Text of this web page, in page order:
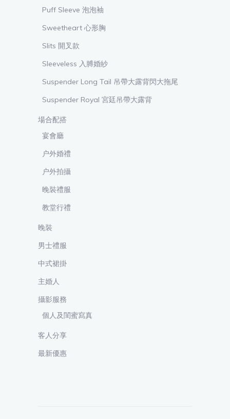
Puff Sleeve 泡泡袖
Sweetheart 心形胸
Slits 開叉款
Sleeveless 入膊婚紗
Suspender Long Tail 吊帶大露背閃大拖尾
Suspender Royal 宮廷吊帶大露背
場合配搭
宴會廳
户外婚禮
户外拍攝
晚裝禮服
教堂行禮
晚裝
男士禮服
中式裙掛
主婚人
攝影服務
個人及閨蜜寫真
客人分享
最新優惠